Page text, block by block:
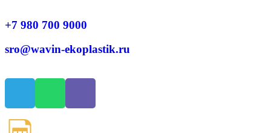
+7 980 700 9000
sro@wavin-ekoplastik.ru